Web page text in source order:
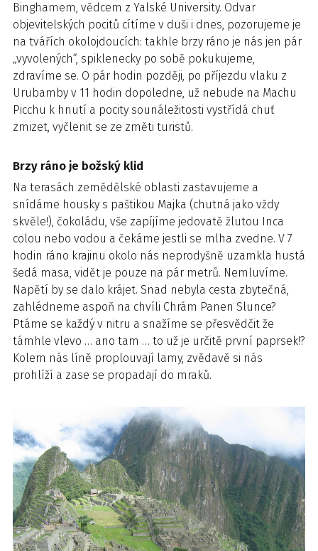
Binghamem, vědcem z Yalské University. Odvar
objevitelských pocitů cítíme v duši i dnes, pozorujeme je
na tvářích okolojdoucích: takhle brzy ráno je nás jen pár
„vyvolených“, spiklenecky po sobě pokukujeme,
zdravíme se. O pár hodin později, po příjezdu vlaku z
Urubamby v 11 hodin dopoledne, už nebude na Machu
Picchu k hnutí a pocity sounáležitosti vystřídá chuť
zmizet, vyčlenit se ze změti turistů.
Brzy ráno je božský klid
Na terasách zemědělské oblasti zastavujeme a
snídáme housky s paštikou Majka (chutná jako vždy
skvěle!), čokoládu, vše zapíjíme jedovatě žlutou Inca
colou nebo vodou a čekáme jestli se mlha zvedne. V 7
hodin ráno krajinu okolo nás neprodyšně uzamkla hustá
šedá masa, vidět je pouze na pár metrů. Nemluvíme.
Napětí by se dalo krájet. Snad nebyla cesta zbytečná,
zahlédneme aspoň na chvíli Chrám Panen Slunce?
Ptáme se každý v nitru a snažíme se přesvědčit že
támhle vlevo … ano tam … to už je určitě první paprsek!?
Kolem nás líně proplouvají lamy, zvědavě si nás
prohlíží a zase se propadají do mraků.